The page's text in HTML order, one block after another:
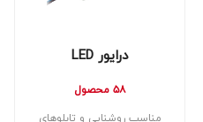
درایور LED
۵۸ محصول
مناسب روشنایی و تابلوهای